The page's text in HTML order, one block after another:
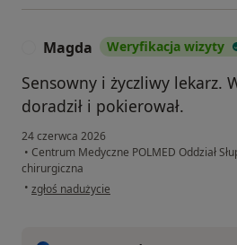
Magda Weryfikacja wizyty
Sensowny i życzliwy lekarz.
doradził i pokierował.
24 czerwca 2026
• Centrum Medyczne POLMED Oddział
chirurgiczna
• w opinii użytkownika Magda
zgłoś nadużycie